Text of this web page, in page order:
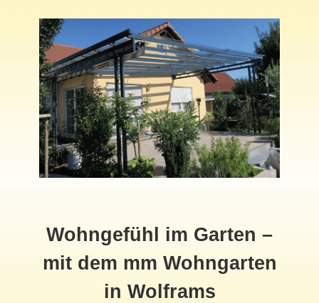
Wohngefühl im Garten –
mit dem mm Wohngarten
in Wolframs